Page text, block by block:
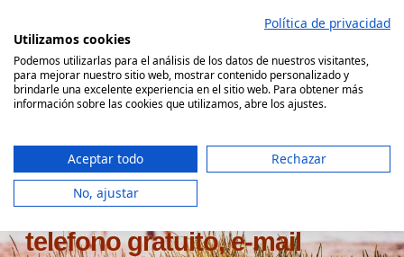
contenido
Comparador Seguro Decesos
Atención al cliente Targobank:
telefono gratuito, e-mail
Política de privacidad
Utilizamos cookies
Podemos utilizarlas para el análisis de los datos de nuestros visitantes,
para mejorar nuestro sitio web, mostrar contenido personalizado y
brindarle una excelente experiencia en el sitio web. Para obtener más
información sobre las cookies que utilizamos, abre los ajustes.
Aceptar todo
Rechazar
No, ajustar